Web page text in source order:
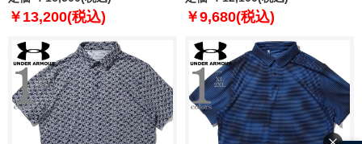
￥13,200(税込) ￥9,680(税込)